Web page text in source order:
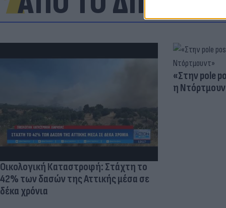
Οικολογική Καταστροφή: Στάχτη το
42% των δασών της Αττικής μέσα σε
δέκα χρόνια
«Στην pole
η